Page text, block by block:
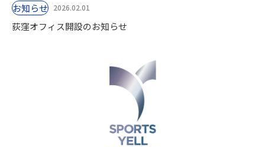
お知らせ 2026.02.01
荻窪オフィス開設のお知らせ